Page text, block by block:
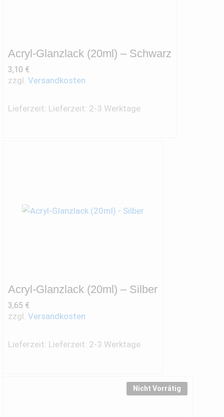
Acryl-Glanzlack (20ml) – Schwarz
3,10 €
zzgl. Versandkosten
Lieferzeit: Lieferzeit: 2-3 Werktage
Acryl-Glanzlack (20ml) – Silber
3,65 €
zzgl. Versandkosten
Lieferzeit: Lieferzeit: 2-3 Werktage
Nicht Vorrätig